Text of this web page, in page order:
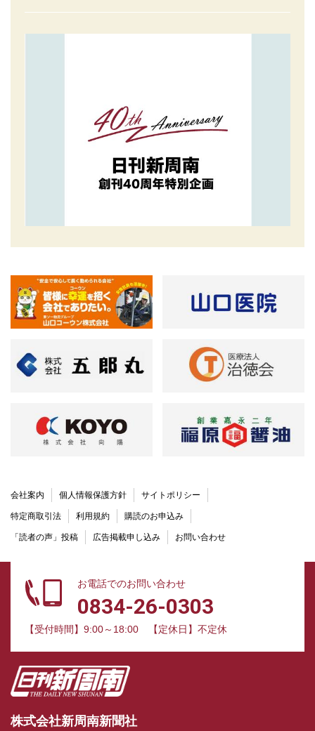
会社案内 個人情報保護方針 サイトポリシー
特定商取引法 利用規約 購読のお申込み
「読者の声」投稿 広告掲載申し込み お問い合わせ
お電話でのお問い合わせ
0834-26-0303
【受付時間】9:00～18:00 【定休日】不定休
株式会社新周南新聞社